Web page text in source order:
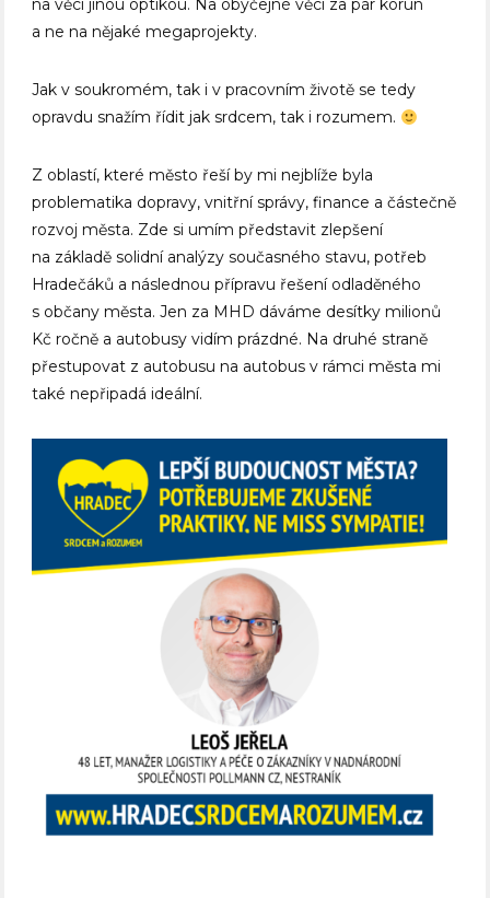
na věci jinou optikou. Na obyčejné věci za pár korun
a ne na nějaké megaprojekty.
Jak v soukromém, tak i v pracovním životě se tedy
opravdu snažím řídit jak srdcem, tak i rozumem.
Z oblastí, které město řeší by mi nejblíže byla
problematika dopravy, vnitřní správy, finance a částečně
rozvoj města. Zde si umím představit zlepšení
na základě solidní analýzy současného stavu, potřeb
Hradečáků a následnou přípravu řešení odladěného
s občany města. Jen za MHD dáváme desítky milionů
Kč ročně a autobusy vidím prázdné. Na druhé straně
přestupovat z autobusu na autobus v rámci města mi
také nepřipadá ideální.